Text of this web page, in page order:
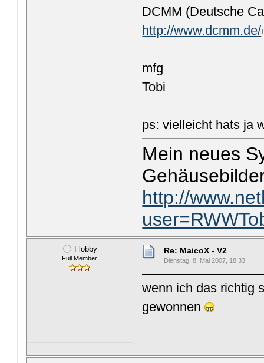
DCMM (Deutsche
http://www.dcmm.de/
mfg
Tobi
ps: vielleicht hats ja
Mein neues
http://
Flobby
Full Member
Re: MaicoX - V2
Dienstag, 8. Mai 2007, 18:33
wenn ich das richtig
gewonnen